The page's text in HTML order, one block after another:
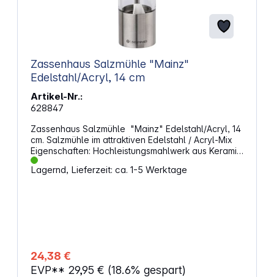
Zassenhaus Salzmühle "Mainz"
Edelstahl/Acryl, 14 cm
Artikel-Nr.:
628847
Zassenhaus Salzmühle "Mainz" Edelstahl/Acryl, 14
cm. Salzmühle im attraktiven Edelstahl / Acryl-Mix
Eigenschaften: Hochleistungsmahlwerk aus Keramik
Höhe: 14 cm Ø: 4,5 cm Gewicht: 0,294 kg
Material: Edelstahl / Acryl
Lagernd, Lieferzeit: ca. 1-5 Werktage
24,38 €
EVP** 29,95 € (18.6% gespart)